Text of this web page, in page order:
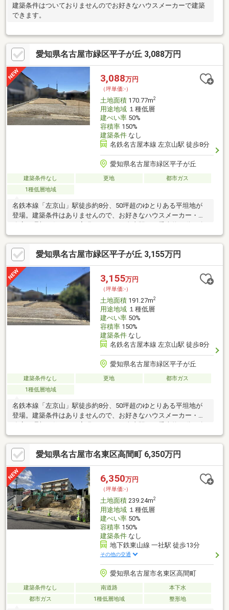
建築条件はついておりませんのでお好きなハウスメーカーで建築
できます。
愛知県名古屋市緑区平子が丘 3,088万円
3,088万円
（坪単価:-）
土地面積170.77m2
用途地域１種低層
建ぺい率50%
容積率150%
建築条件なし
名鉄名古屋本線 左京山駅 徒歩8分
愛知県名古屋市緑区平子が丘
建築条件なし 更地
都市ガス
1種低層地域
名鉄本線「左京山」駅徒歩約8分、50坪超のゆとりある平坦地が
登場。建築条件はありませんので、お好きなハウスメーカー・工
古屋駅まで約31分と都心へのアクセスも良好。小学校・中学校と
もに徒歩約15分圏内で、お子さまの通学にも安心です。さらに、
マックスバリュまで徒歩約8分と毎日のお買い物も便利。住環境と
利便性を兼ね備えた、ご家族にもおすすめの土地です。
愛知県名古屋市緑区平子が丘 3,155万円
3,155万円
（坪単価:-）
土地面積191.27m2
用途地域１種低層
建ぺい率50%
容積率150%
建築条件なし
名鉄名古屋本線 左京山駅 徒歩8分
愛知県名古屋市緑区平子が丘
建築条件なし 更地
都市ガス
1種低層地域
名鉄本線「左京山」駅徒歩約8分、50坪超のゆとりある平坦地が
登場。建築条件はありませんので、お好きなハウスメーカー・工
古屋駅まで約31分と都心へのアクセスも良好。小学校・中学校と
もに徒歩約15分圏内で、お子さまの通学にも安心です。さらに、
マックスバリュまで徒歩約8分と毎日のお買い物も便利。住環境と
利便性を兼ね備えた、ご家族にもおすすめの土地です。
愛知県名古屋市名東区高間町 6,350万円
6,350万円
（坪単価:-）
土地面積239.24m2
用途地域１種低層
建ぺい率50%
容積率150%
建築条件なし
地下鉄東山線 一社駅 徒歩13分
その他の交通
愛知県名古屋市名東区高間町
建築条件なし 南道路
本下水
都市ガス
1種低層地域 整形地